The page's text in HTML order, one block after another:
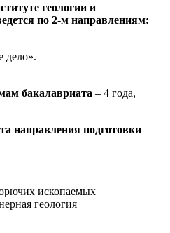
геологии и
по 2-м направлениям:
дело».
бакалавриата – 4 года,
направления подготовки
ископаемых
геология